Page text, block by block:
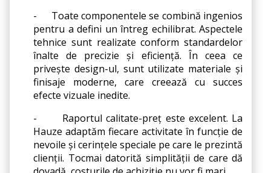
-
Toate componentele se combină ingenios
pentru a defini un întreg echilibrat. Aspectele
tehnice sunt realizate conform standardelor
înalte de precizie și eficiență. În ceea ce
privește design-ul, sunt utilizate materiale și
finisaje moderne, care creează cu succes
efecte vizuale inedite.
-
Raportul calitate-preț este excelent. La
Hauze adaptăm fiecare activitate în funcție de
nevoile și cerințele speciale pe care le prezintă
clienții. Tocmai datorită simplității de care dă